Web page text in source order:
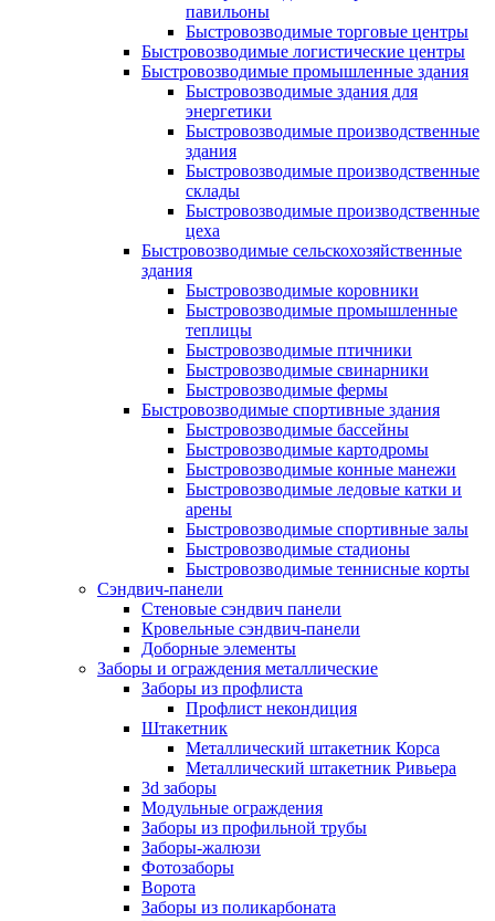
павильоны
Быстровозводимые торговые центры
Быстровозводимые логистические центры
Быстровозводимые промышленные здания
Быстровозводимые здания для
энергетики
Быстровозводимые производственные
здания
Быстровозводимые производственные
склады
Быстровозводимые производственные
цеха
Быстровозводимые сельскохозяйственные
здания
Быстровозводимые коровники
Быстровозводимые промышленные
теплицы
Быстровозводимые птичники
Быстровозводимые свинарники
Быстровозводимые фермы
Быстровозводимые спортивные здания
Быстровозводимые бассейны
Быстровозводимые картодромы
Быстровозводимые конные манежи
Быстровозводимые ледовые катки и
арены
Быстровозводимые спортивные залы
Быстровозводимые стадионы
Быстровозводимые теннисные корты
Сэндвич-панели
Стеновые сэндвич панели
Кровельные сэндвич-панели
Доборные элементы
Заборы и ограждения металлические
Заборы из профлиста
Профлист некондиция
Штакетник
Металлический штакетник Корса
Металлический штакетник Ривьера
3d заборы
Модульные ограждения
Заборы из профильной трубы
Заборы-жалюзи
Фотозаборы
Ворота
Заборы из поликарбоната